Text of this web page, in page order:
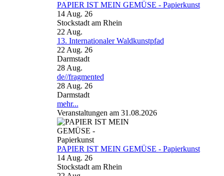
PAPIER IST MEIN GEMÜSE - Papierkunst
14 Aug. 26
Stockstadt am Rhein
22 Aug.
13. Internationaler Waldkunstpfad
22 Aug. 26
Darmstadt
28 Aug.
de//fragmented
28 Aug. 26
Darmstadt
mehr...
Veranstaltungen am 31.08.2026
PAPIER IST MEIN GEMÜSE - Papierkunst
14 Aug. 26
Stockstadt am Rhein